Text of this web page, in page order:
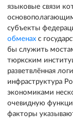
языковые связи
субъекты
обменах с
бы служить
тюркским
разветвлённая
инфраструктура
экономиками
очевидную
факторы